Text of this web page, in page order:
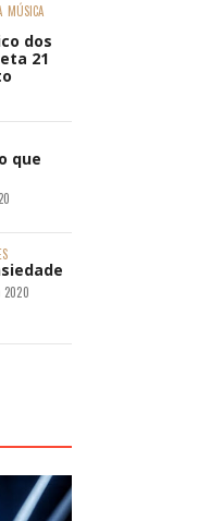
MÚSICA
dos
21
que
2020